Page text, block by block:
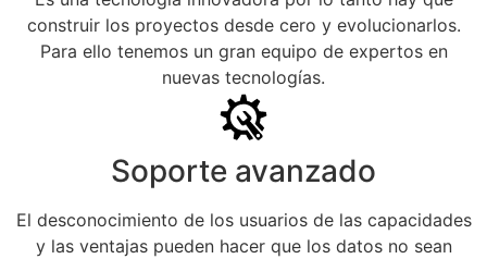
construir los proyectos desde cero y evolucionarlos.
Para ello tenemos un gran equipo de expertos en
nuevas tecnologías.
Soporte avanzado
El desconocimiento de los usuarios de las capacidades
y las ventajas pueden hacer que los datos no sean